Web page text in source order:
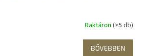
Raktáron (>5 db)
BŐVEBBEN